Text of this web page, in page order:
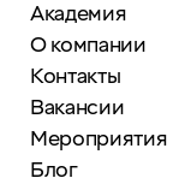
Академия
О компании
Контакты
Вакансии
Мероприятия
Блог